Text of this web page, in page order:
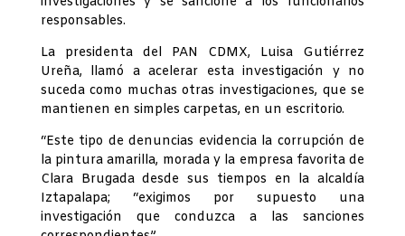
responsables.
La presidenta del PAN CDMX, Luisa Gutiérrez
Ureña, llamó a acelerar esta investigación y no
suceda como muchas otras investigaciones, que se
mantienen en simples carpetas, en un escritorio.
“Este tipo de denuncias evidencia la corrupción de
la pintura amarilla, morada y la empresa favorita de
Clara Brugada desde sus tiempos en la alcaldía
Iztapalapa; “exigimos por supuesto una
investigación que conduzca a las sanciones